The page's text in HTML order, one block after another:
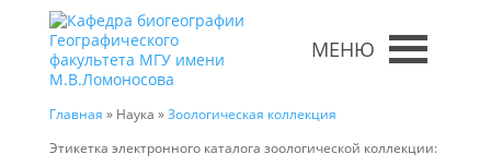
МЕНЮ
Главная » Наука »Зоологическая коллекция
Этикетка электронного каталога зоологической коллекции: